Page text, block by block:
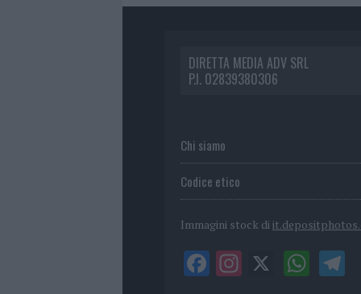
DIRETTA MEDIA ADV SRL
P.I. 02839380306
Chi siamo
Codice etico
Immagini stock di